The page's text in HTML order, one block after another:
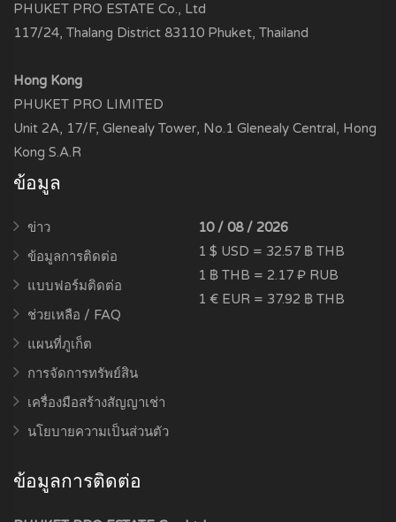
PHUKET PRO ESTATE Co., Ltd
117/24, Thalang District 83110 Phuket, Thailand
Hong Kong
PHUKET PRO LIMITED
Unit 2A, 17/F, Glenealy Tower, No.1 Glenealy Central, Hong
Kong S.A.R
ข้อมูล
ข่าว
ข้อมูลการติดต่อ
แบบฟอร์มติดต่อ
ช่วยเหลือ / FAQ
แผนที่ภูเก็ต
การจัดการทรัพย์สิน
เครื่องมือสร้างสัญญาเช่า
นโยบายความเป็นส่วนตัว
10 / 08 / 2026
1 $ USD = 32.57 ฿ THB
1 ฿ THB = 2.17 ₽ RUB
1 € EUR = 37.92 ฿ THB
ข้อมูลการติดต่อ